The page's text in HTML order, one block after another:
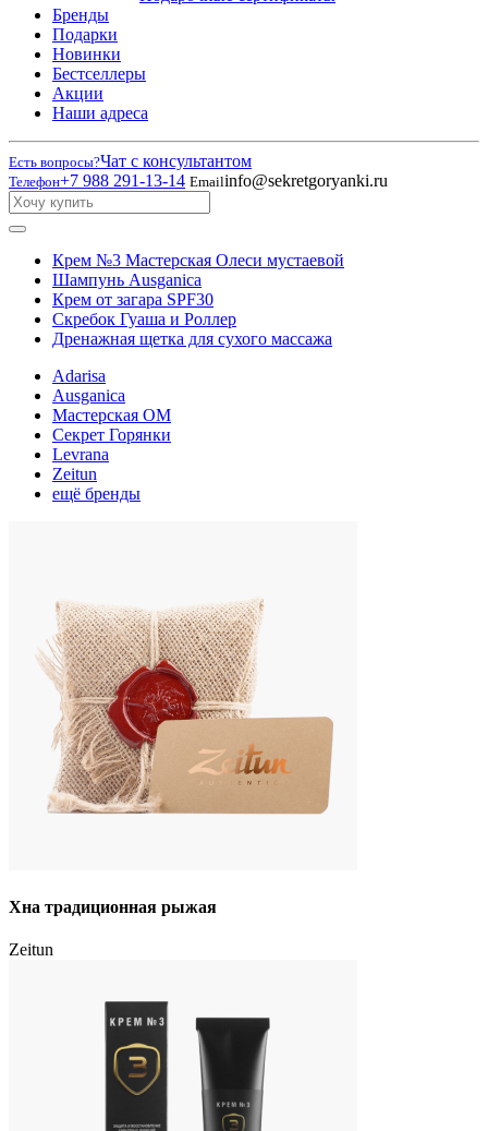
Бренды
Подарки
Новинки
Бестселлеры
Акции
Наши адреса
Есть вопросы?Чат с консультантом
Телефон+7 988 291-13-14 Emailinfo@sekretgoryanki.ru
Крем №3 Мастерская Олеси мустаевой
Шампунь Ausganica
Крем от загара SPF30
Скребок Гуаша и Роллер
Дренажная щетка для сухого массажа
Adarisa
Ausganica
Мастерская ОМ
Секрет Горянки
Levrana
Zeitun
ещё бренды
Хна традиционная рыжая
Zeitun